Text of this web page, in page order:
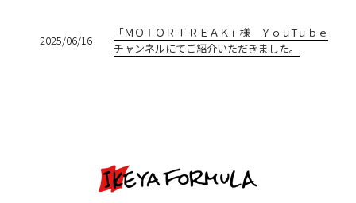
2025/06/16
「ＭＯＴＯＲ ＦＲＥＡＫ」様 ＹｏｕTｕｂｅ
チャンネルにてご紹介いただきました。